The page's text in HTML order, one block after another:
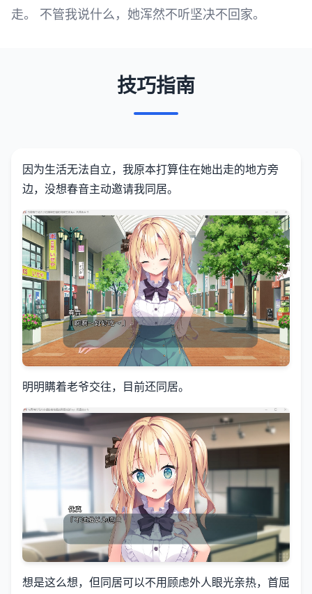
走。 不管我说什么，她浑然不听坚决不回家。
技巧指南
因为生活无法自立，我原本打算住在她出走的地方旁
边，没想春音主动邀请我同居。
明明瞒着老爷交往，目前还同居。
想是这么想，但同居可以不用顾虑外人眼光亲热，首屈